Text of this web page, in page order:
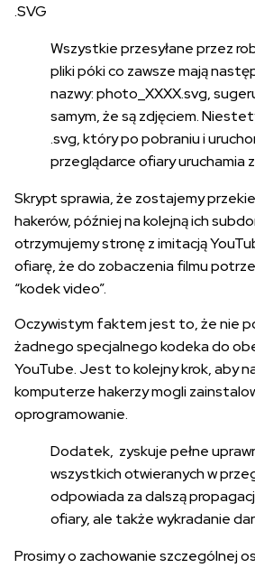
.SVG
Wszystkie przesyłane przez
pliki póki co zawsze mają
nazwy:photo_XXXX.svg,
samym, że są zdjęciem.
.svg, który po pobraniu i
przeglądarce ofiary uruchamia
Skrypt sprawia, że zostajemy
hakerów, później na kolejną ich
otrzymujemy stronę z imitacją
ofiarę, że do zobaczenia filmu
“kodek video”.
Oczywistym faktem jest to, że nie
żadnego specjalnego kodeka do
YouTube. Jest to kolejny krok, aby
komputerze hakerzy mogli
oprogramowanie.
Dodatek, zyskuje pełne
wszystkich otwieranych w
odpowiada za dalszą
ofiary, ale także wykradanie
Prosimy o zachowanie szczególnej